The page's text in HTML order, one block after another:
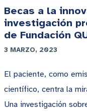
Becas a la
investigación
de Fundación
3 MARZO, 2023
El paciente, como
científico, centra la
Una investigación